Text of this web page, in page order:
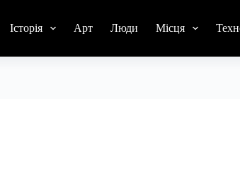
Історія Арт Люди Місця